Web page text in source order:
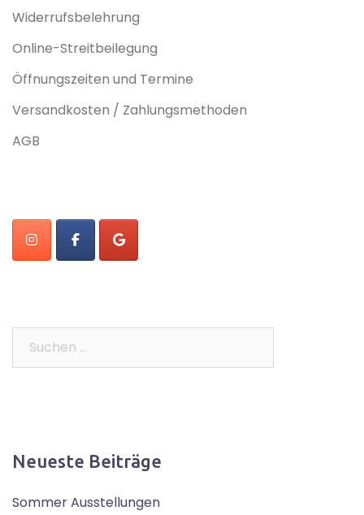
Widerrufsbelehrung
Online-Streitbeilegung
Öffnungszeiten und Termine
Versandkosten / Zahlungsmethoden
AGB
Neueste Beiträge
Sommer Ausstellungen